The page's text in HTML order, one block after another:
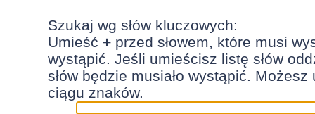
Szukaj wg słów kluczowych:
Umieść+ przed słowem, które musi
wystąpić. Jeśli umieścisz listę słów
słów będzie musiało wystąpić.
ciągu znaków.